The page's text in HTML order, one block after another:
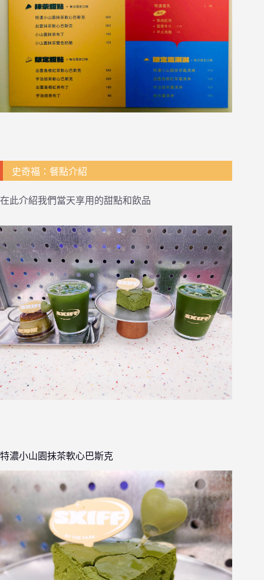
史奇福：餐點介紹
在此介紹我們當天享用的甜點和飲品
特濃小山園抹茶軟心巴斯克